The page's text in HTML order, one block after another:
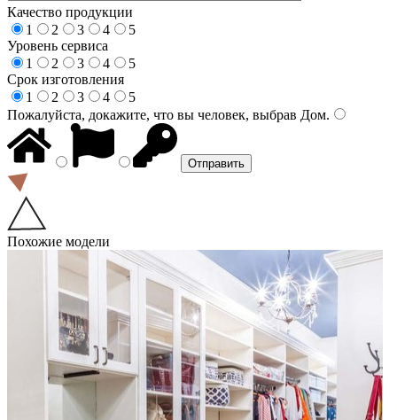
Качество продукции
1
2 3 4
5
Уровень сервиса
1
2 3 4
5
Срок изготовления
1
2 3 4
5
Пожалуйста, докажите, что вы человек, выбрав Дом.
Похожие модели